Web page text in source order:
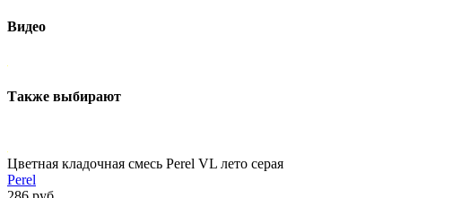
Видео
Также выбирают
Цветная кладочная смесь Perel VL лето серая
Perel